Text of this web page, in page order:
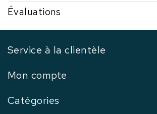
Évaluations
Service à la clientèle
Mon compte
Catégories